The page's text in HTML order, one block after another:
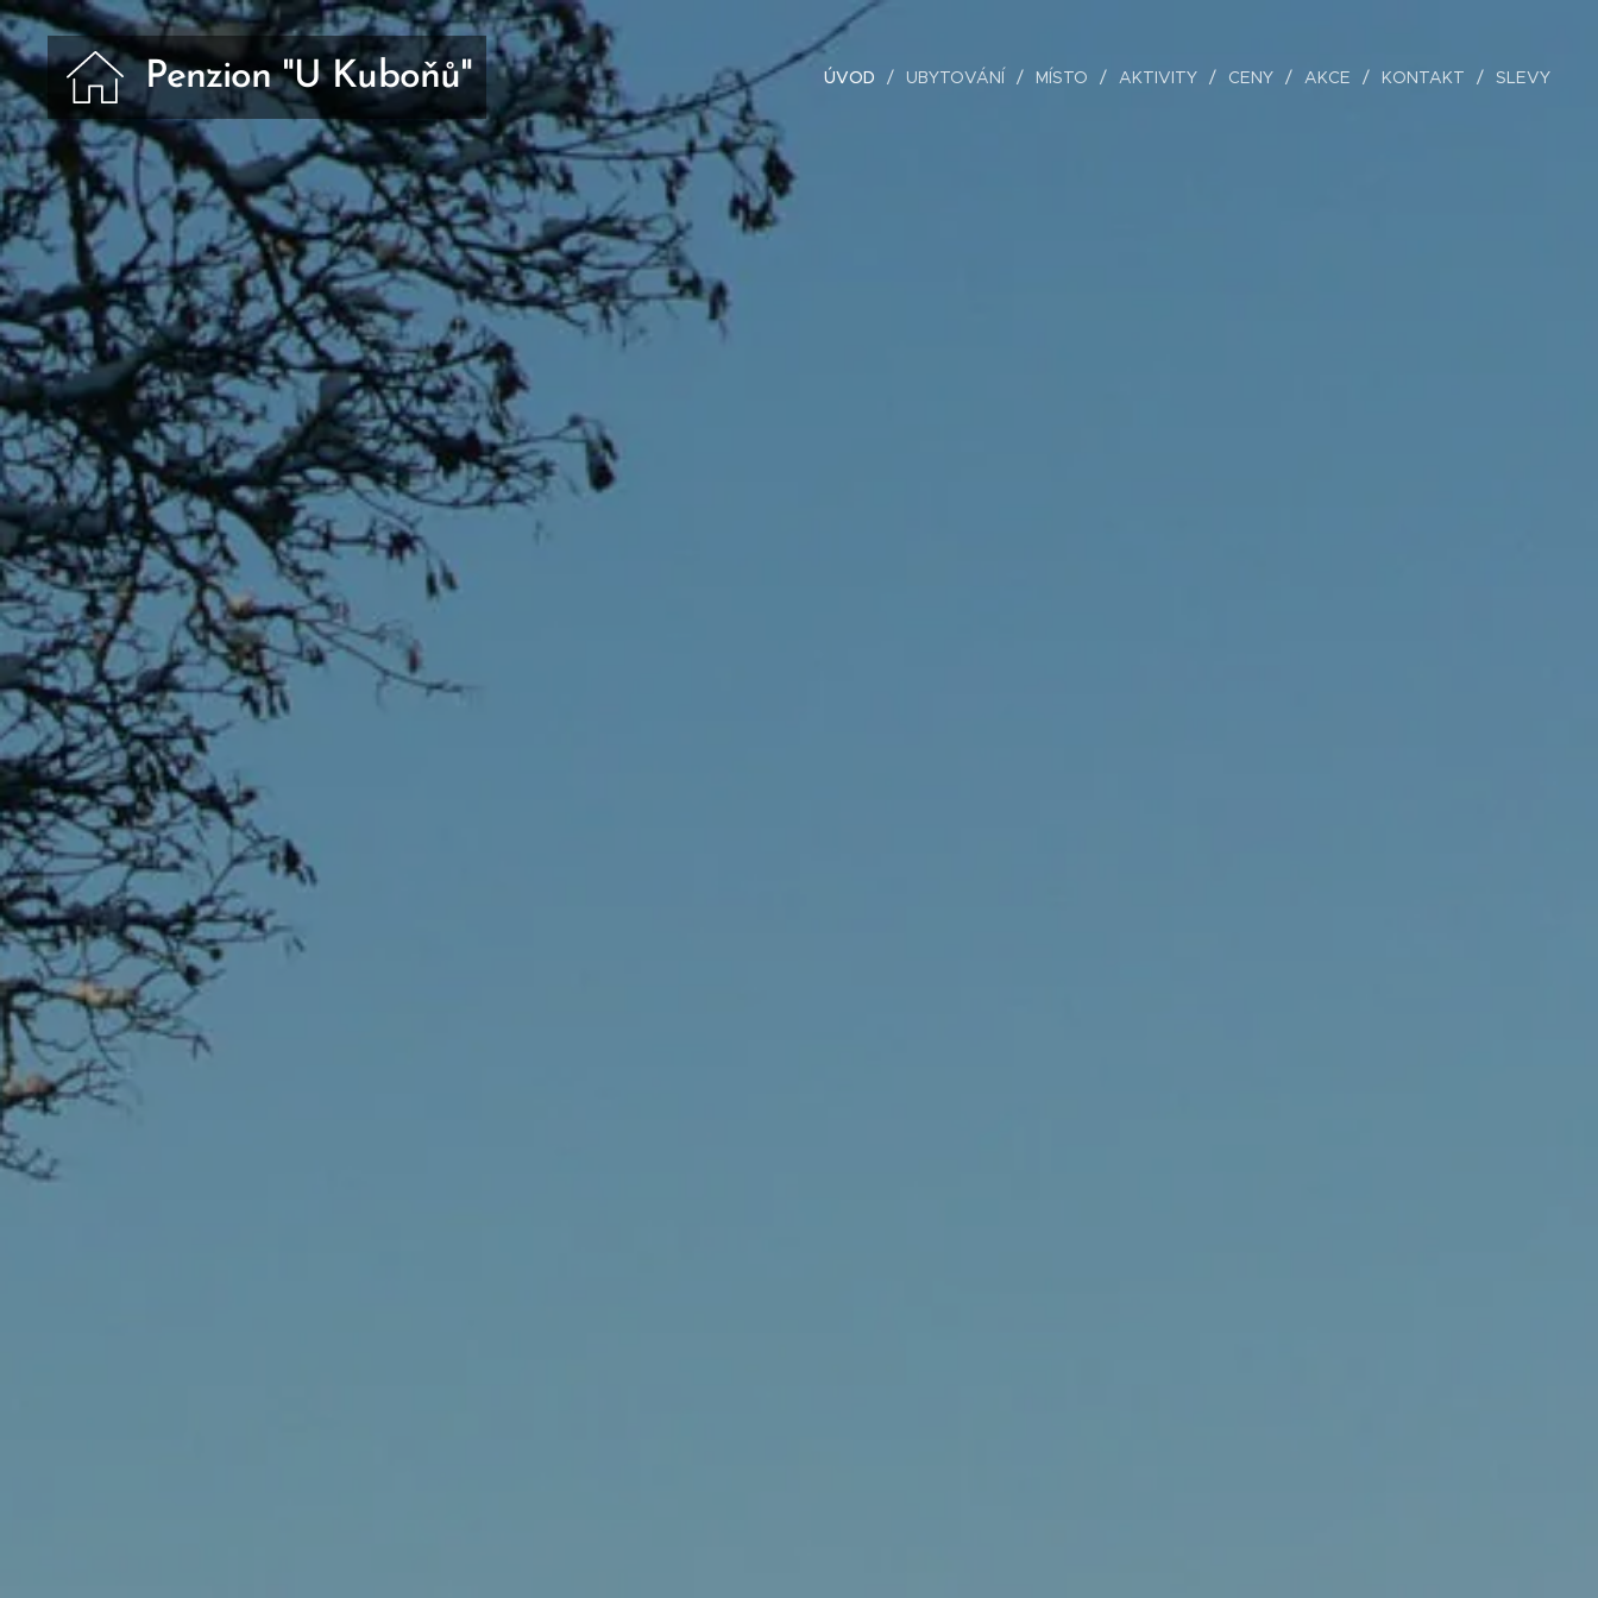
Penzion "U Kuboňů" ÚVOD UBYTOVÁNÍ MÍSTO AKTIVITY CENY AKCE KONTAKT SLEVY